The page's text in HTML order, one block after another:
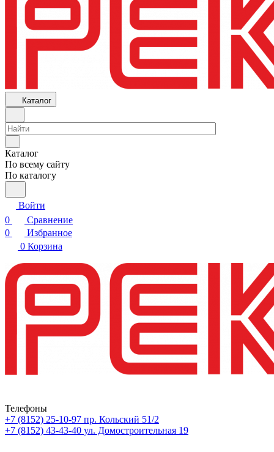
Каталог
Каталог
По всему сайту
По каталогу
Войти
0
Сравнение
0
Избранное
0 Корзина
Телефоны
+7 (8152) 25-10-97 пр. Кольский 51/2
+7 (8152) 43-43-40 ул. Домостроительная 19